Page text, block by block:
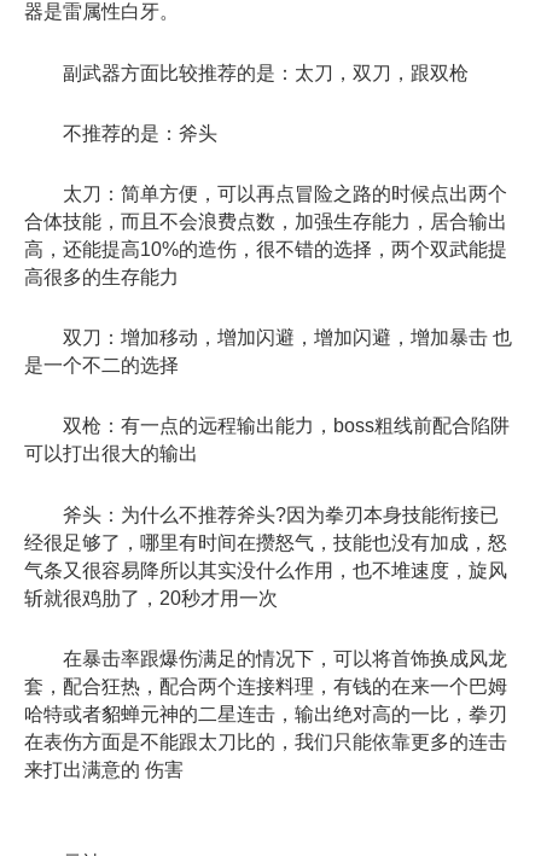
器是雷属性白牙。
副武器方面比较推荐的是：太刀，双刀，跟双枪
不推荐的是：斧头
太刀：简单方便，可以再点冒险之路的时候点出两个
合体技能，而且不会浪费点数，加强生存能力，居合输出
高，还能提高10%的造伤，很不错的选择，两个双武能提
高很多的生存能力
双刀：增加移动，增加闪避，增加闪避，增加暴击 也
是一个不二的选择
双枪：有一点的远程输出能力，boss粗线前配合陷阱
可以打出很大的输出
斧头：为什么不推荐斧头?因为拳刃本身技能衔接已
经很足够了，哪里有时间在攒怒气，技能也没有加成，怒
气条又很容易降所以其实没什么作用，也不堆速度，旋风
斩就很鸡肋了，20秒才用一次
在暴击率跟爆伤满足的情况下，可以将首饰换成风龙
套，配合狂热，配合两个连接料理，有钱的在来一个巴姆
哈特或者貂蝉元神的二星连击，输出绝对高的一比，拳刃
在表伤方面是不能跟太刀比的，我们只能依靠更多的连击
来打出满意的 伤害